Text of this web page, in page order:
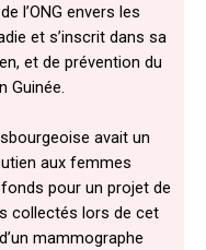
l’ONG envers les
et s’inscrit dans sa
et de prévention du
Guinée.
avait un
aux femmes
pour un projet de
collectés lors de cet
mammographe